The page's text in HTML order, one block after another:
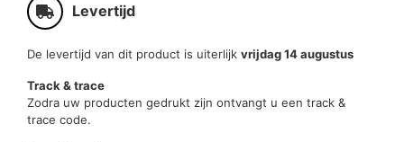
Levertijd
De levertijd van dit product is uiterlijk vrijdag 14 augustus
Track & trace
Zodra uw producten gedrukt zijn ontvangt u een track &
trace code.